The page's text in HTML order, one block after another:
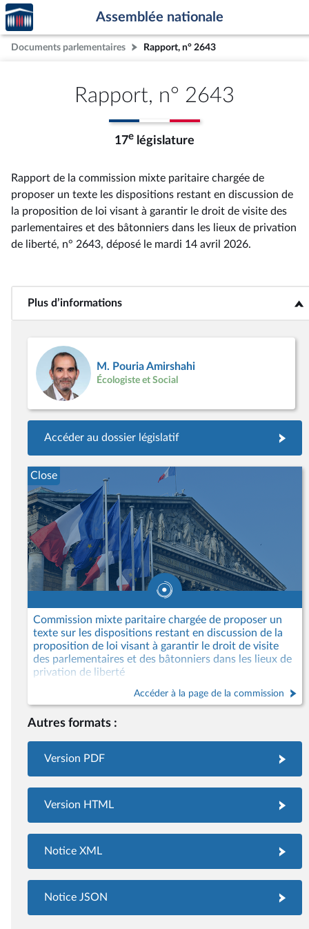
Aller au contenu
Aller en bas de la page
Accèder
à la
page
d'accueil
Assemblée nationale
Documents parlementaires Rapport, n° 2643
Rapport, n° 2643
17e législature
Rapport de la commission mixte paritaire chargée de
proposer un texte les dispositions restant en discussion de
la proposition de loi visant à garantir le droit de visite des
parlementaires et des bâtonniers dans les lieux de privation
de liberté, n° 2643, déposé le mardi 14 avril 2026.
Plus d’informations<b>Plus d’informations</b>
M. Pouria Amirshahi
Écologiste et Social
Accéder au dossier législatif
Commission mixte paritaire chargée de proposer un
texte sur les dispositions restant en discussion de la
proposition de loi visant à garantir le droit de visite
des parlementaires et des bâtonniers dans les lieux de
privation de liberté
Accéder à la page de la commission
Close
Autres formats :
Version PDF
Version HTML
Notice XML
Notice JSON